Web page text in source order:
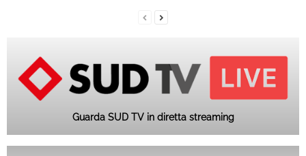
Guarda SUD TV in diretta streaming